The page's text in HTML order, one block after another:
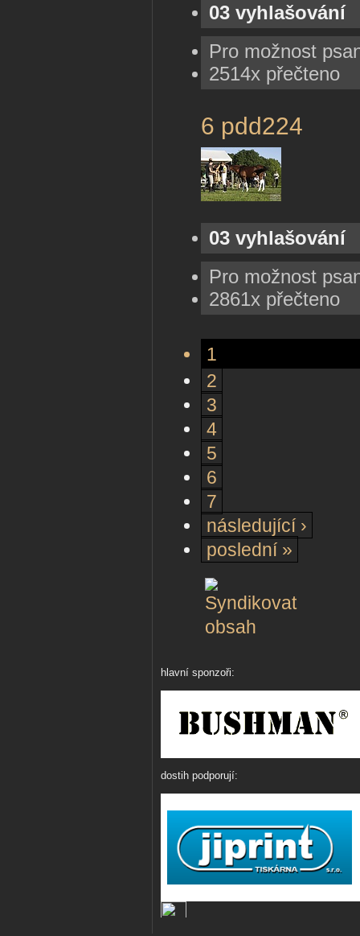
03 vyhlašování
Pro možnost
2514x přečteno
6 pdd224
03 vyhlašování
Pro možnost
2861x přečteno
1
2
3
4
5
6
7
následující ›
poslední »
hlavní sponzoři:
dostih podporují: